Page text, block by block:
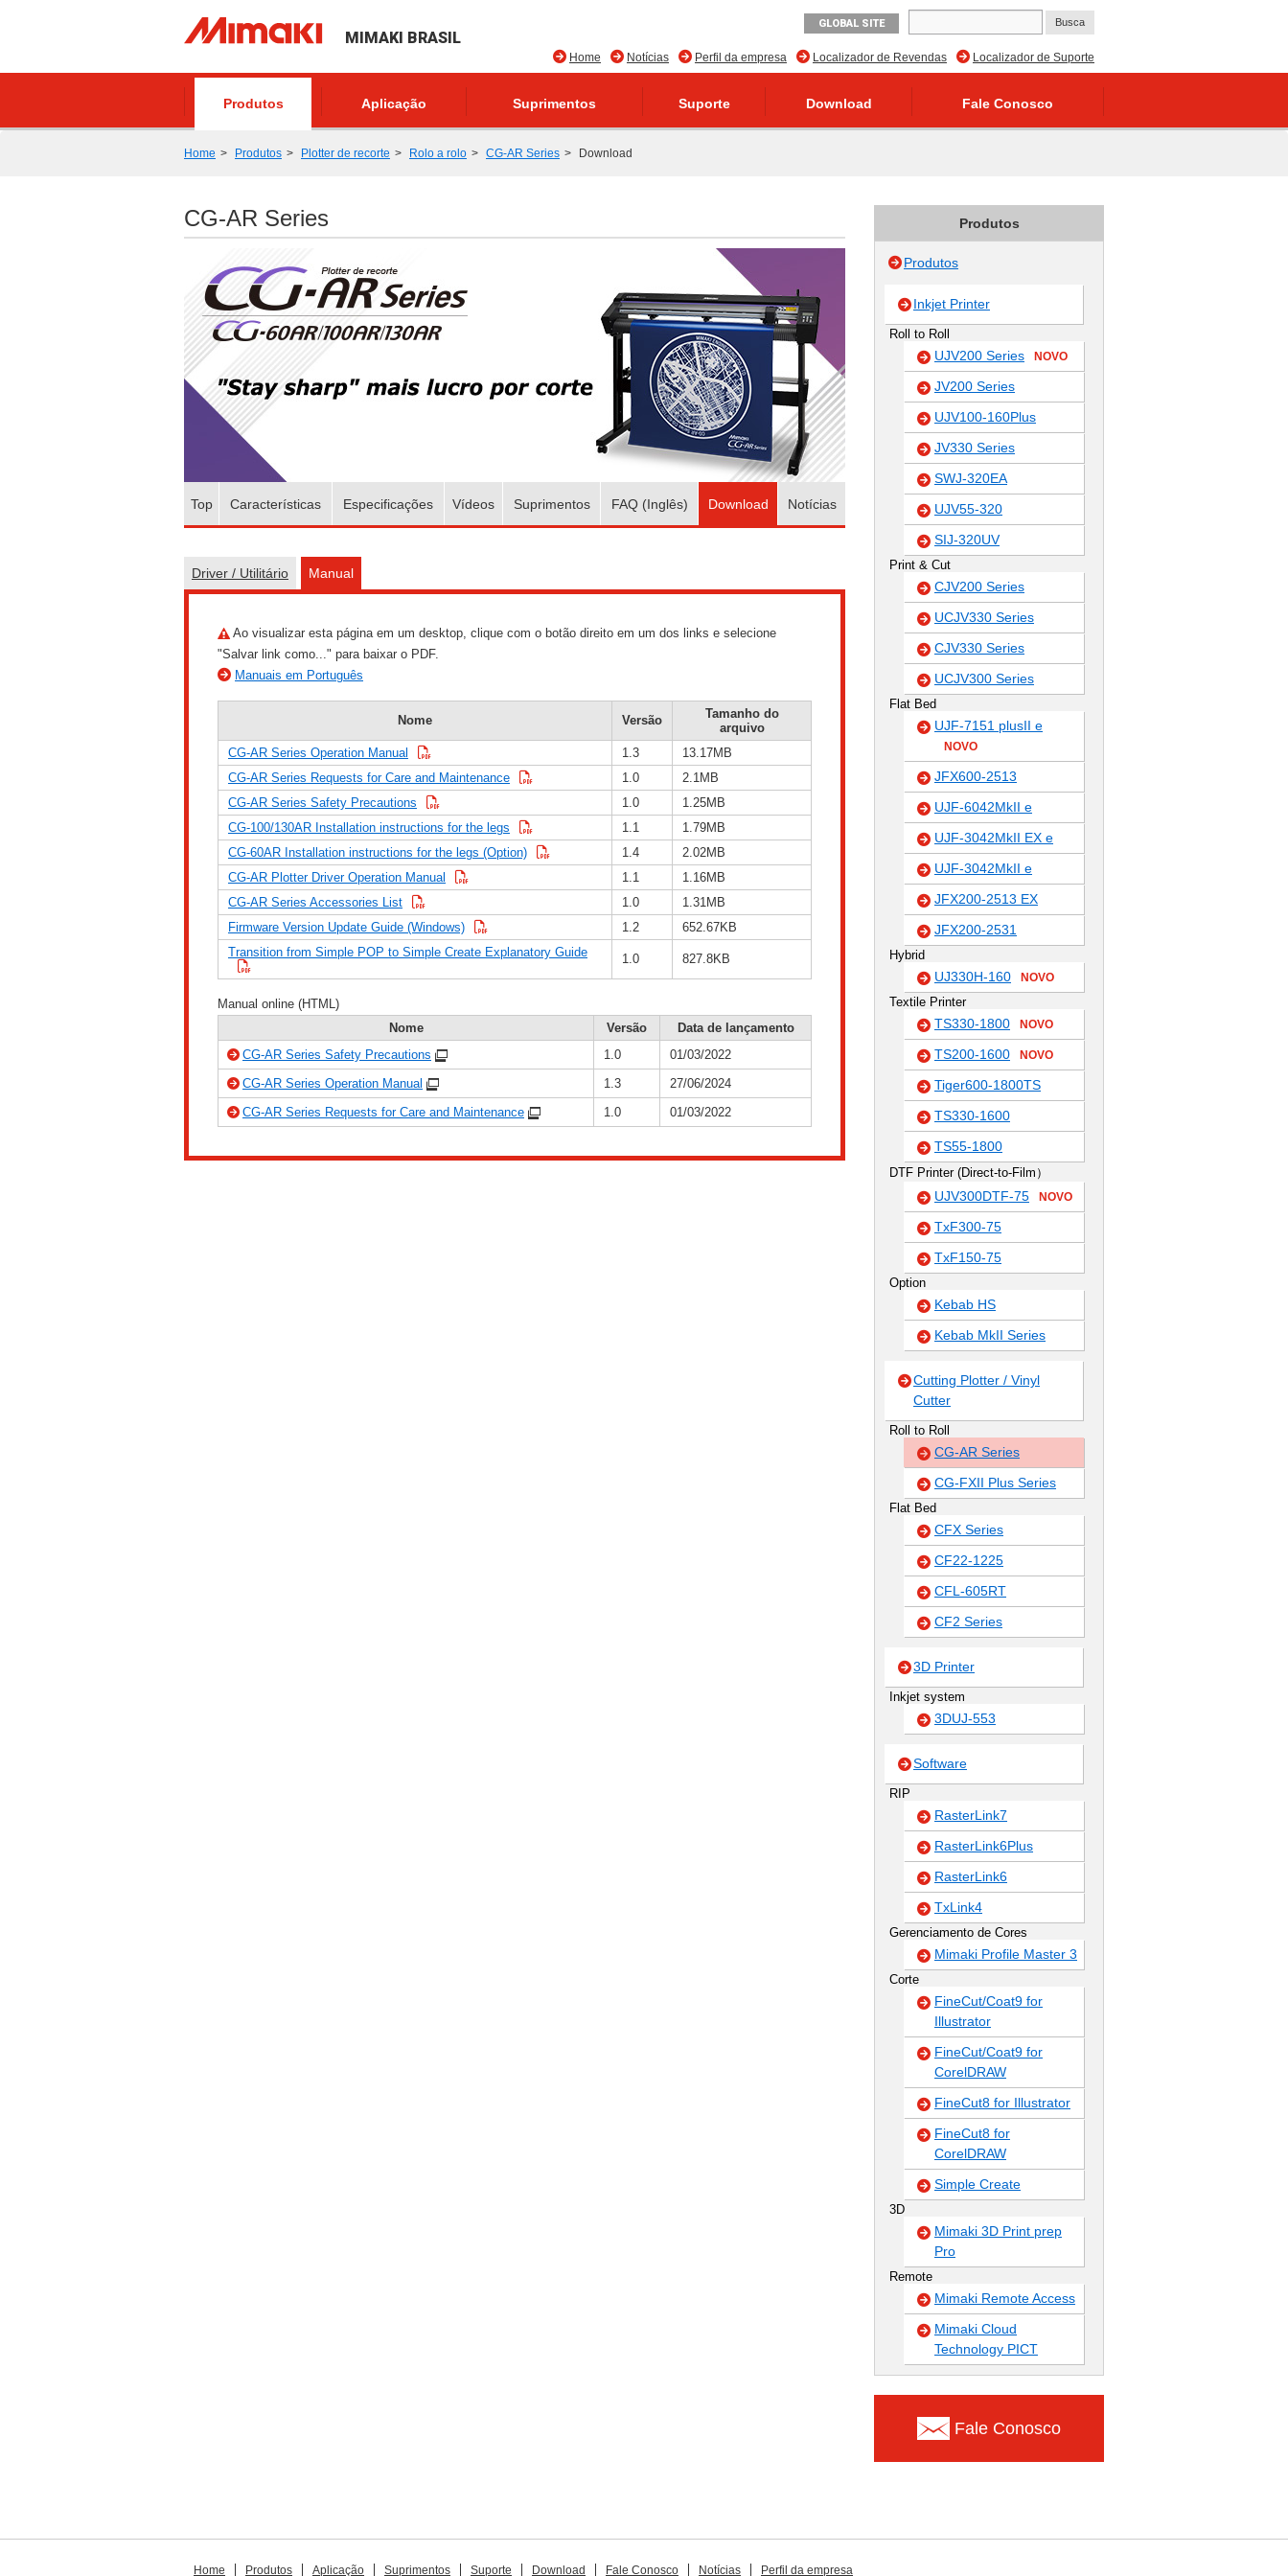
MIMAKI BRASIL
GLOBAL SITE
Localizador de Suporte
Localizador de Revendas
Perfil da empresa
Notícias
Home
Produtos Aplicação Suprimentos Suporte Download Fale Conosco
Home Produtos Plotter de recorte Rolo a rolo CG-AR Series Download
CG-AR Series
Top Características Especificações Vídeos Suprimentos FAQ (Inglês) Download Notícias
Driver / Utilitário Manual
Ao visualizar esta página em um desktop, clique com o botão direito em um dos links e selecione
"Salvar link como..." para baixar o PDF.
Manuais em Português
Nome Versão
Tamanho do
arquivo
CG-AR Series Operation Manual
1.3
13.17MB
CG-AR Series Requests for Care and Maintenance
1.0
2.1MB
CG-AR Series Safety Precautions
1.0
1.25MB
CG-100/130AR Installation instructions for the legs
1.1
1.79MB
CG-60AR Installation instructions for the legs (Option)
1.4
2.02MB
CG-AR Plotter Driver Operation Manual
1.1
1.16MB
CG-AR Series Accessories List
1.0
1.31MB
Firmware Version Update Guide (Windows)
1.2
652.67KB
Transition from Simple POP to Simple Create Explanatory Guide
1.0 827.8KB
Manual online (HTML)
Nome
Versão
Data de lançamento
CG-AR Series Safety Precautions
1.0
01/03/2022
CG-AR Series Operation Manual
1.3
27/06/2024
CG-AR Series Requests for Care and Maintenance
1.0 01/03/2022
Produtos
Produtos
Inkjet Printer
Roll to Roll
UJV200 Series NOVO
JV200 Series
UJV100-160Plus
JV330 Series
SWJ-320EA
UJV55-320
SIJ-320UV
Print & Cut
CJV200 Series
UCJV330 Series
CJV330 Series
UCJV300 Series
Flat Bed
UJF-7151 plusII e
NOVO
JFX600-2513
UJF-6042MkII e
UJF-3042MkII EX e
UJF-3042MkII e
JFX200-2513 EX
JFX200-2531
Hybrid
UJ330H-160 NOVO
Textile Printer
TS330-1800 NOVO
TS200-1600 NOVO
Tiger600-1800TS
TS330-1600
TS55-1800
DTF Printer (Direct-to-Film）
UJV300DTF-75 NOVO
TxF300-75
TxF150-75
Option
Kebab HS
Kebab MkII Series
Cutting Plotter / Vinyl
Cutter
Roll to Roll
CG-AR Series
CG-FXII Plus Series
Flat Bed
CFX Series
CF22-1225
CFL-605RT
CF2 Series
3D Printer
Inkjet system
3DUJ-553
Software
RIP
RasterLink7
RasterLink6Plus
RasterLink6
TxLink4
Gerenciamento de Cores
Mimaki Profile Master 3
Corte
FineCut/Coat9 for
Illustrator
FineCut/Coat9 for
CorelDRAW
FineCut8 for Illustrator
FineCut8 for
CorelDRAW
Simple Create
3D
Mimaki 3D Print prep
Pro
Remote
Mimaki Remote Access
Mimaki Cloud
Technology PICT
Fale Conosco
Home Produtos Aplicação Suprimentos Suporte Download Fale Conosco Notícias Perfil da empresa